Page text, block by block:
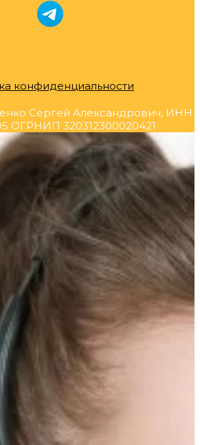
конфиденциальности
Сергей Александрович, ИНН
ОГРНИП 320312300020421